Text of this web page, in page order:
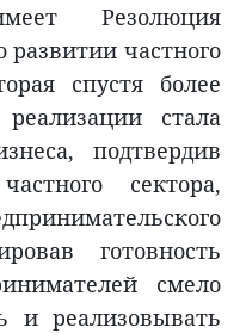
Резолюция
частного
спустя более
стала
подтвердив
сектора,
готовность
смело
и реализовывать